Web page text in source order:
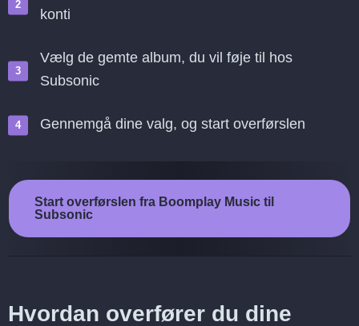
konti
Vælg de gemte album, du vil føje til hos
Subsonic
Gennemgå dine valg, og start overførslen
Start overførslen fra Boomplay Music til
Subsonic
Hvordan overfører du dine